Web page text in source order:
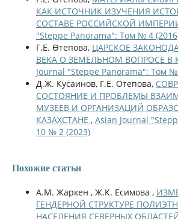
КАК ИСТОЧНИК ИЗУЧЕНИЯ
СОСТАВЕ РОССИЙСКОЙ
"Steppe Panorama": Том № 4
Г.Е. Өтепова, ЦАРСКОЕ
ВЕКА О ЗЕМЕЛЬНОМ ВОПРОСЕ В
Journal "Steppe Panorama": Том №
Д.Ж. Кусаинов, Г.Е. Отепова,
СОСТОЯНИЕ И ПРОБЛЕМЫ
МУЗЕЕВ И ОРГАНИЗАЦИЙ
КАЗАХСТАНЕ , Asian Journal
10 № 2 (2023)
Похожие статьи
А.М. Жаркен , Ж.К. Есимова ,
ГЕНДЕРНОЙ СТРУКТУРЕ
НАСЕЛЕНИЯ СЕВЕРНЫХ